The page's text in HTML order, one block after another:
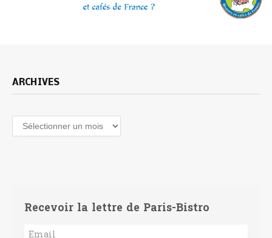
ARCHIVES
Archives
Recevoir la lettre de Paris-Bistro